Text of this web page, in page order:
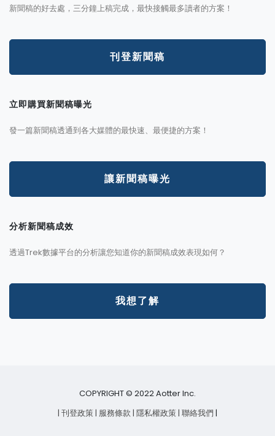
新聞稿的好去處，三分鐘上稿完成，最快接觸最多讀者的方案！
刊登新聞稿
立即購買新聞稿曝光
發一篇新聞稿透通到各大媒體的最快速、最便捷的方案！
讓新聞稿曝光
分析新聞稿成效
透過Trek數據平台的分析讓您知道你的新聞稿成效表現如何？
我想了解
COPYRIGHT © 2022 Aotter Inc.
| 刊登政策| 服務條款| 隱私權政策| 聯絡我們 |